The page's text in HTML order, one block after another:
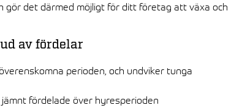
gör det därmed möjligt för ditt företag att växa och
av fördelar
perioden, och undviker tunga
fördelade över hyresperioden